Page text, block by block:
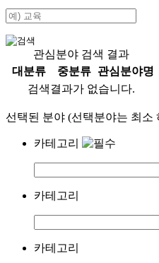
관심분야 검색 결과
대분류
중분류
관심분야명
검색결과가 없습니다.
선택된 분야 (선택분야는 최소
카테고리
카테고리
카테고리